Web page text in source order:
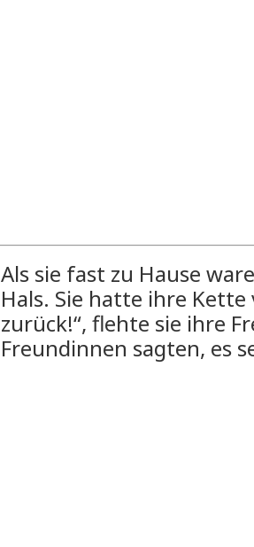
Als sie fast zu Hause
Hals. Sie hatte ihre
zurück!“, flehte sie ihre
Freundinnen sagten, es